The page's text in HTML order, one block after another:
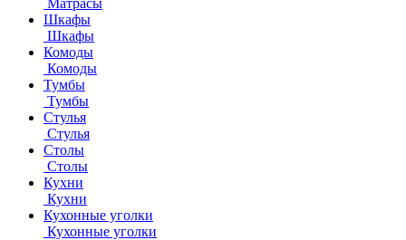
Матрасы
Шкафы
Шкафы
Комоды
Комоды
Тумбы
Тумбы
Стулья
Стулья
Столы
Столы
Кухни
Кухни
Кухонные уголки
Кухонные уголки